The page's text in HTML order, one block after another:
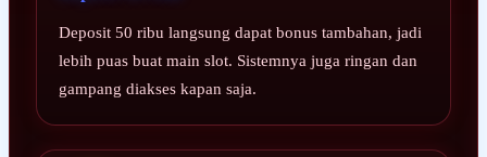
Deposit 50 ribu langsung dapat bonus tambahan, jadi
lebih puas buat main slot. Sistemnya juga ringan dan
gampang diakses kapan saja.